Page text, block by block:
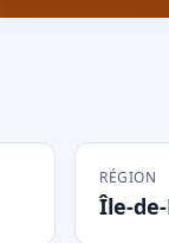
RÉGION
Île-